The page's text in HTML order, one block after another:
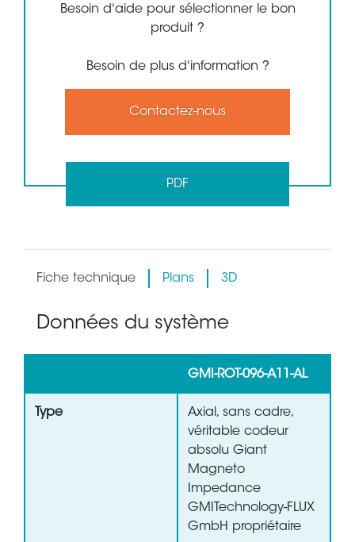
Besoin d'aide pour sélectionner le bon
produit ?
Besoin de plus d'information ?
Contactez-nous
PDF
Fiche technique Plans 3D
Données du système
GMI-ROT-096-A11-AL
Type
Axial, sans cadre,
véritable codeur
absolu Giant
Magneto
Impedance
GMITechnology-FLUX
GmbH propriétaire